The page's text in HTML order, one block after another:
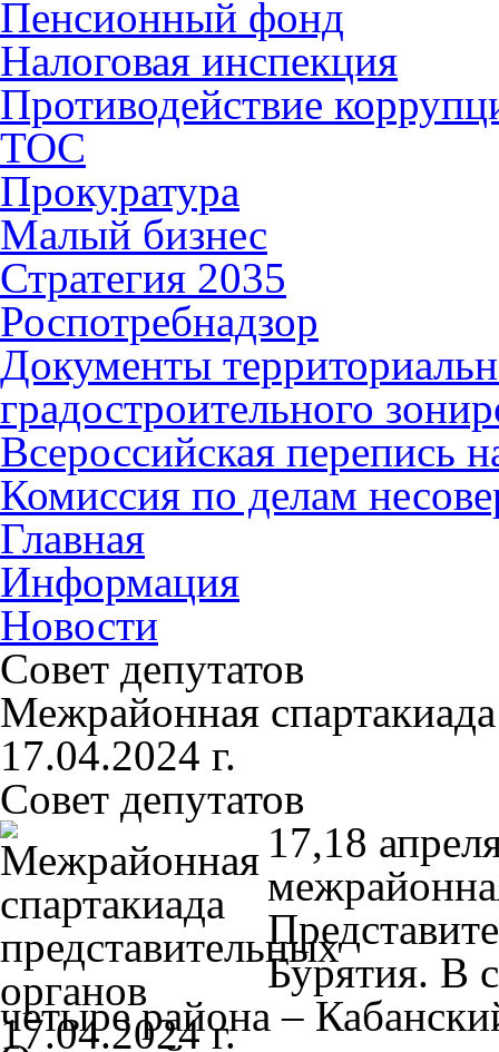
Пенсионный фонд
Налоговая инспекция
Противодействие
ТОС
Прокуратура
Малый бизнес
Стратегия 2035
Роспотребнадзор
Документы
градостроительного
Всероссийская перепись
Комиссия по делам
Главная
Информация
Новости
Совет депутатов
Межрайонная
17.04.2024 г.
Совет депутатов
17,18
Бурятия. В
четыре района –